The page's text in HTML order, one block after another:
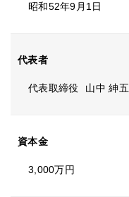
昭和52年9月1日
代表者
代表取締役 山中 紳五
資本金
3,000万円